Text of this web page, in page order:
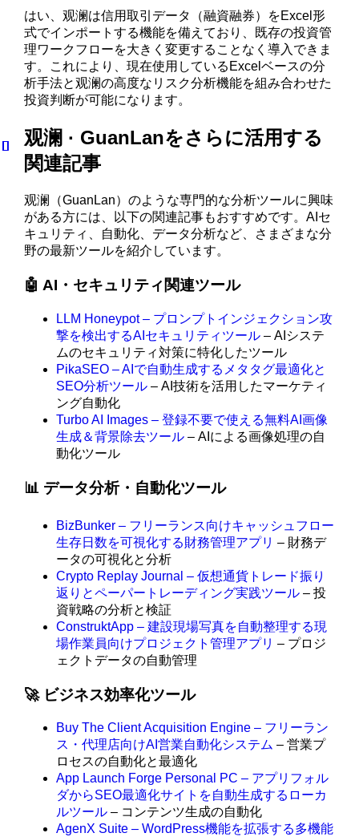
はい、观澜は信用取引データ（融資融券）をExcel形
式でインポートする機能を備えており、既存の投資管
理ワークフローを大きく変更することなく導入できま
す。これにより、現在使用しているExcelベースの分
析手法と观澜の高度なリスク分析機能を組み合わせた
投資判断が可能になります。
观澜 · GuanLanをさらに活用する
関連記事
观澜（GuanLan）のような専門的な分析ツールに興味
がある方には、以下の関連記事もおすすめです。AIセ
キュリティ、自動化、データ分析など、さまざまな分
野の最新ツールを紹介しています。
🤖 AI・セキュリティ関連ツール
LLM Honeypot – プロンプトインジェクション攻
撃を検出するAIセキュリティツール – AIシステ
ムのセキュリティ対策に特化したツール
PikaSEO – AIで自動生成するメタタグ最適化と
SEO分析ツール – AI技術を活用したマーケティ
ング自動化
Turbo AI Images – 登録不要で使える無料AI画像
生成＆背景除去ツール – AIによる画像処理の自
動化ツール
📊 データ分析・自動化ツール
BizBunker – フリーランス向けキャッシュフロー
生存日数を可視化する財務管理アプリ – 財務デ
ータの可視化と分析
Crypto Replay Journal – 仮想通貨トレード振り
返りとペーパートレーディング実践ツール – 投
資戦略の分析と検証
ConstruktApp – 建設現場写真を自動整理する現
場作業員向けプロジェクト管理アプリ – プロジ
ェクトデータの自動管理
🚀 ビジネス効率化ツール
Buy The Client Acquisition Engine – フリーラン
ス・代理店向けAI営業自動化システム – 営業プ
ロセスの自動化と最適化
App Launch Forge Personal PC – アプリフォル
ダからSEO最適化サイトを自動生成するローカ
ルツール – コンテンツ生成の自動化
AgenX Suite – WordPress機能を拡張する多機能